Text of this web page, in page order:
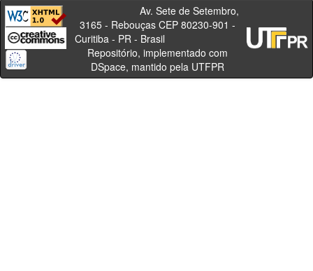
Av. Sete de Setembro,
3165 - Rebouças CEP 80230-901 -
Curitiba - PR - Brasil
Repositório, implementado com
DSpace, mantido pela UTFPR